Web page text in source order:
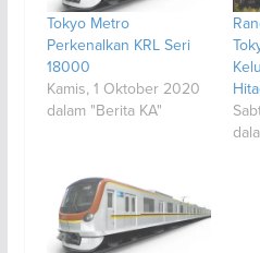
Tokyo Metro
Perkenalkan KRL Seri
18000
Kamis, 1 Oktober 2020
dalam "Berita KA"